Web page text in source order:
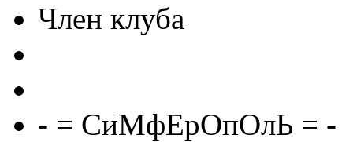
Член клуба
- = СиМфЕрОпОлЬ = -